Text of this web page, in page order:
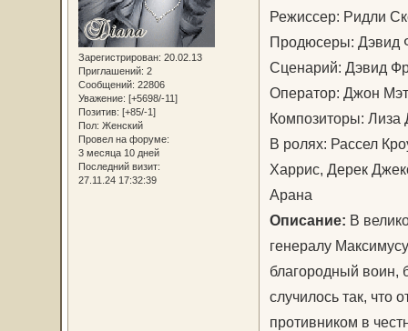
Зарегистрирован: 20.02.13
Приглашений: 2
Сообщений: 22806
Уважение: [+5698/-11]
Позитив: [+85/-1]
Пол: Женский
Провел на форуме:
3 месяца 10 дней
Последний визит:
27.11.24 17:32:39
Режиссер: Ридли
Продюсеры: Дэвид
Сценарий: Дэвид
Оператор: Джон
Композиторы:
В ролях: Рассел
Харрис, Дерек
Арана
Описание: В
генералу
благородный воин,
случилось так, что
противником в